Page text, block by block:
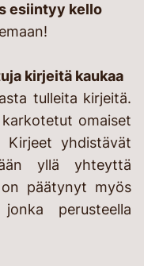
esiintyy kello
kirjeitä kaukaa
tulleita kirjeitä.
omaiset
Kirjeet yhdistävät
yllä yhteyttä
päätynyt myös
perusteella